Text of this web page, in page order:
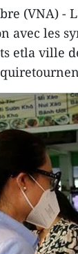
(VNA) -
les
etla ville